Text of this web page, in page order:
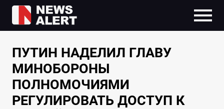
ПУТИН НАДЕЛИЛ ГЛАВУ
МИНОБОРОНЫ
ПОЛНОМОЧИЯМИ
РЕГУЛИРОВАТЬ ДОСТУП К